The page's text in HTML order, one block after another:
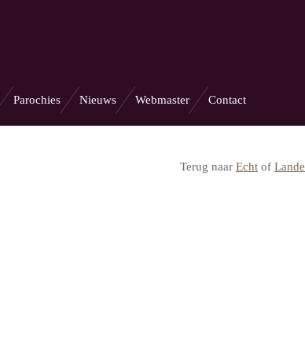
Parochies Nieuws Webmaster Contact
Terug naar Echt of